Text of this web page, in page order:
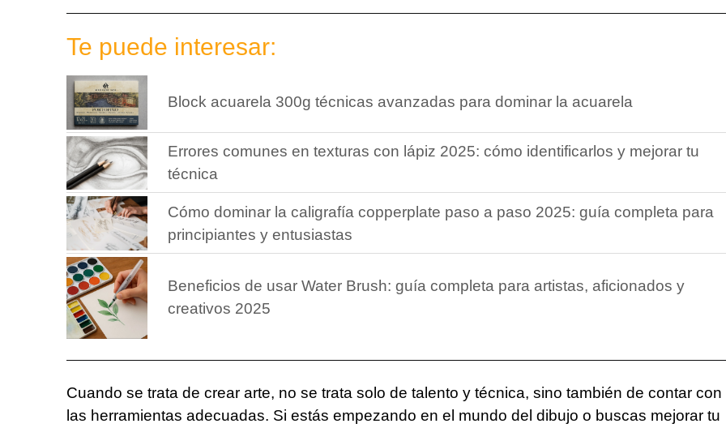
Te puede interesar:
Block acuarela 300g técnicas avanzadas para dominar la acuarela
Errores comunes en texturas con lápiz 2025: cómo identificarlos y mejorar tu
técnica
Cómo dominar la caligrafía copperplate paso a paso 2025: guía completa para
principiantes y entusiastas
Beneficios de usar Water Brush: guía completa para artistas, aficionados y
creativos 2025
Cuando se trata de crear arte, no se trata solo de talento y técnica, sino también de contar con
las herramientas adecuadas. Si estás empezando en el mundo del dibujo o buscas mejorar tu